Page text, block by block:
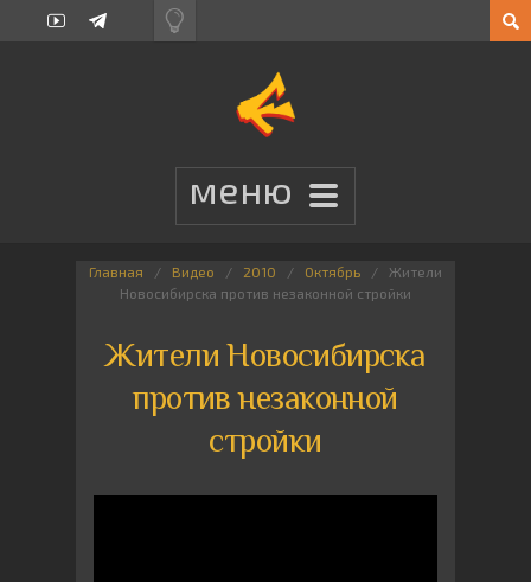
Главная Видео 2010 Октябрь
Жители
Новосибирска против незаконной стройки
Жители Новосибирска
против незаконной
стройки